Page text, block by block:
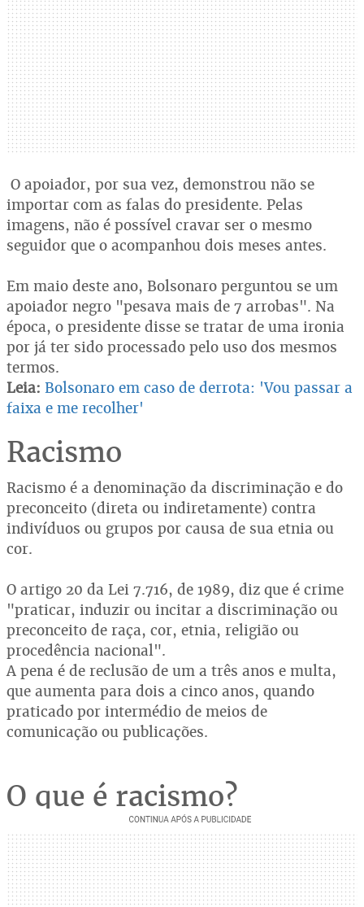
O apoiador, por sua vez, demonstrou não se
importar com as falas do presidente. Pelas
imagens, não é possível cravar ser o mesmo
seguidor que o acompanhou dois meses antes.
Em maio deste ano, Bolsonaro perguntou se um
apoiador negro "pesava mais de 7 arrobas". Na
época, o presidente disse se tratar de uma ironia
por já ter sido processado pelo uso dos mesmos
termos.
Leia: Bolsonaro em caso de derrota: 'Vou passar a
faixa e me recolher'
Racismo
Racismo é a denominação da discriminação e do
preconceito (direta ou indiretamente) contra
indivíduos ou grupos por causa de sua etnia ou
cor.
O artigo 20 da Lei 7.716, de 1989, diz que é crime
"praticar, induzir ou incitar a discriminação ou
preconceito de raça, cor, etnia, religião ou
procedência nacional".
A pena é de reclusão de um a três anos e multa,
que aumenta para dois a cinco anos, quando
praticado por intermédio de meios de
comunicação ou publicações.
O que é racismo?